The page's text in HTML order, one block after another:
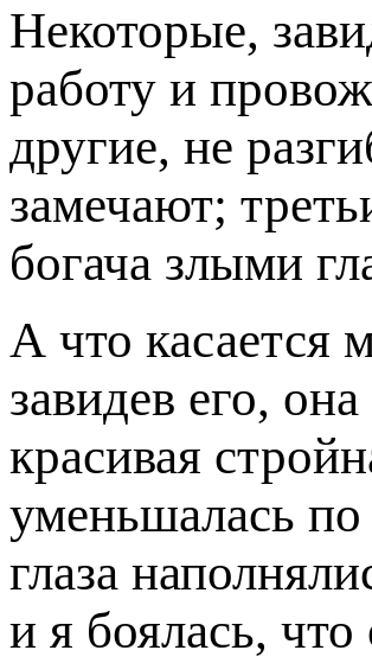
Некоторые,
работу и
другие, не
замечают;
богача злыми
А что касается
завидев его,
красивая
уменьшалась
глаза
и я боялась,